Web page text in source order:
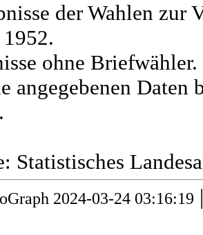
der Wahlen zur
ohne
angegebenen
Statistisches
2024-03-24 03:16:19